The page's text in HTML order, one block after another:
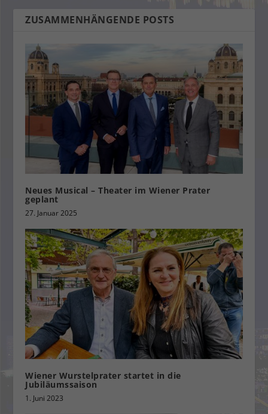
ZUSAMMENHÄNGENDE POSTS
Neues Musical – Theater im Wiener Prater
geplant
27. Januar 2025
Wiener Wurstelprater startet in die
Jubiläumssaison
1. Juni 2023